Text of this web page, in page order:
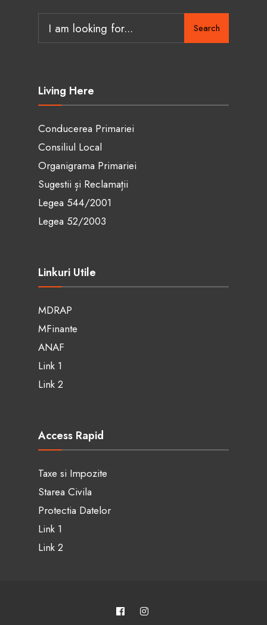
for:
Search
Living Here
Conducerea Primariei
Consiliul Local
Organigrama Primariei
Sugestii și Reclamații
Legea 544/2001
Legea 52/2003
Linkuri Utile
MDRAP
MFinante
ANAF
Link 1
Link 2
Access Rapid
Taxe si Impozite
Starea Civila
Protectia Datelor
Link 1
Link 2